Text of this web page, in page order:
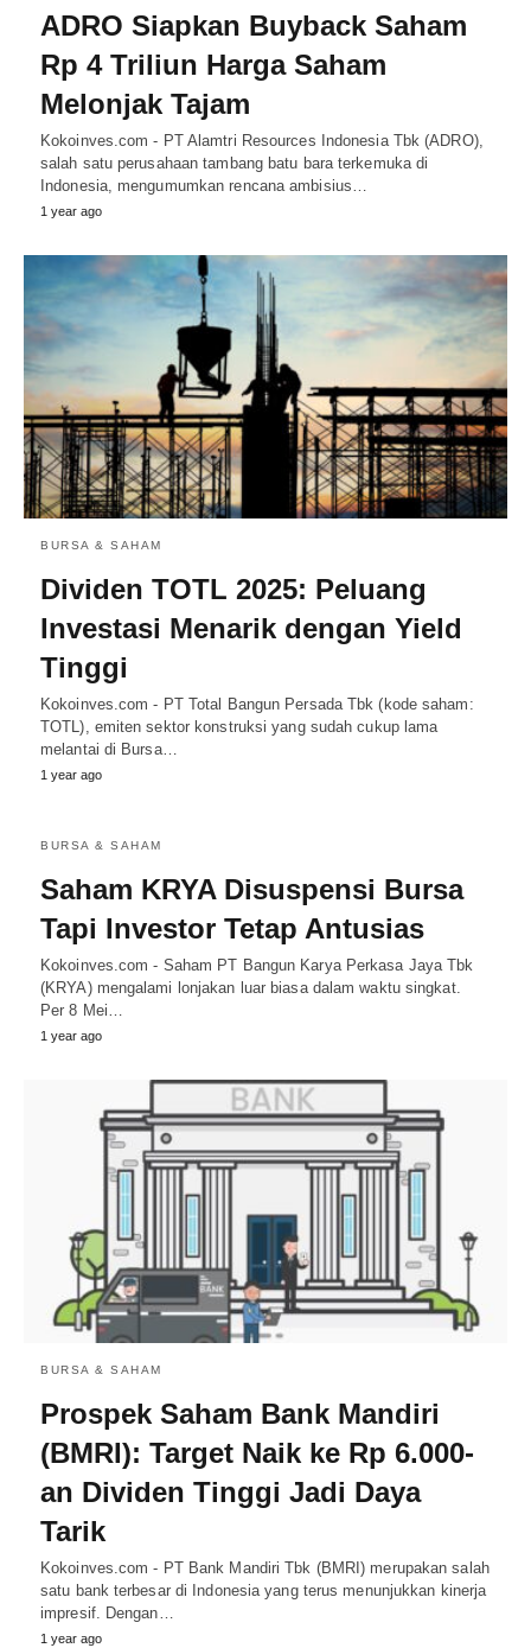
ADRO Siapkan Buyback Saham
Rp 4 Triliun Harga Saham
Melonjak Tajam
Kokoinves.com - PT Alamtri Resources Indonesia Tbk (ADRO),
salah satu perusahaan tambang batu bara terkemuka di
Indonesia, mengumumkan rencana ambisius…
1 year ago
BURSA & SAHAM
Dividen TOTL 2025: Peluang
Investasi Menarik dengan Yield
Tinggi
Kokoinves.com - PT Total Bangun Persada Tbk (kode saham:
TOTL), emiten sektor konstruksi yang sudah cukup lama
melantai di Bursa…
1 year ago
BURSA & SAHAM
Saham KRYA Disuspensi Bursa
Tapi Investor Tetap Antusias
Kokoinves.com - Saham PT Bangun Karya Perkasa Jaya Tbk
(KRYA) mengalami lonjakan luar biasa dalam waktu singkat.
Per 8 Mei…
1 year ago
BURSA & SAHAM
Prospek Saham Bank Mandiri
(BMRI): Target Naik ke Rp 6.000-
an Dividen Tinggi Jadi Daya
Tarik
Kokoinves.com - PT Bank Mandiri Tbk (BMRI) merupakan salah
satu bank terbesar di Indonesia yang terus menunjukkan kinerja
impresif. Dengan…
1 year ago